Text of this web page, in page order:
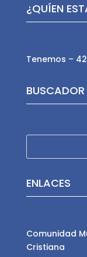
¿QUÍEN
Tenemos –
BUSCADOR
ENLACES
Comunidad
Cristiana